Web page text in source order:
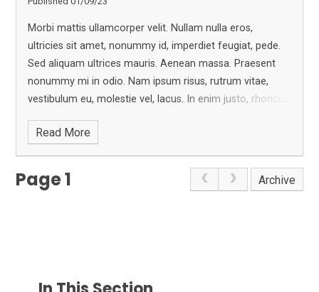
Morbi mattis ullamcorper velit. Nullam nulla eros,
ultricies sit amet, nonummy id, imperdiet feugiat, pede.
Sed aliquam ultrices mauris. Aenean massa. Praesent
nonummy mi in odio. Nam ipsum risus, rutrum vitae,
vestibulum eu, molestie vel, lacus. In enim justo, rhoncus
vulputate lorem. Aenean vulputate eleifend tellus.
Read More
Page 1 Archive